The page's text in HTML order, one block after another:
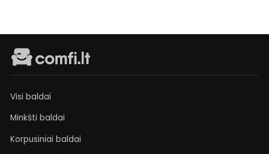
Visi baldai
Minkšti baldai
Korpusiniai baldai